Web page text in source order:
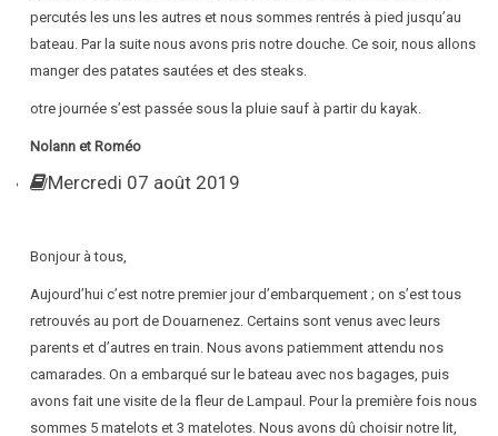
percutés les uns les autres et nous sommes rentrés à pied jusqu’au
bateau. Par la suite nous avons pris notre douche. Ce soir, nous allons
manger des patates sautées et des steaks.
otre journée s’est passée sous la pluie sauf à partir du kayak.
Nolann et Roméo
Mercredi 07 août 2019
Bonjour à tous,
Aujourd’hui c’est notre premier jour d’embarquement ; on s’est tous
retrouvés au port de Douarnenez. Certains sont venus avec leurs
parents et d’autres en train. Nous avons patiemment attendu nos
camarades. On a embarqué sur le bateau avec nos bagages, puis
avons fait une visite de la fleur de Lampaul. Pour la première fois nous
sommes 5 matelots et 3 matelotes. Nous avons dû choisir notre lit,